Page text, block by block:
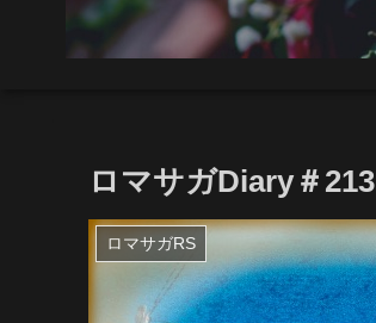
ロマサガDiary＃213
ロマサガRS